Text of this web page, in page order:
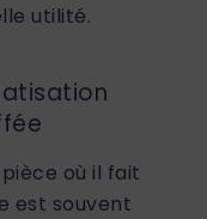
utilité.
où il fait
est souvent